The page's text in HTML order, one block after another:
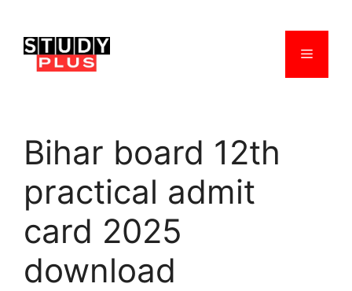
content
Menu
Bihar board 12th
practical admit
card 2025
download